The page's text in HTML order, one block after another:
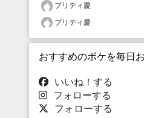
プリティ慶
プリティ慶
おすすめのボケを毎日
いいね！する
フォローする
フォローする